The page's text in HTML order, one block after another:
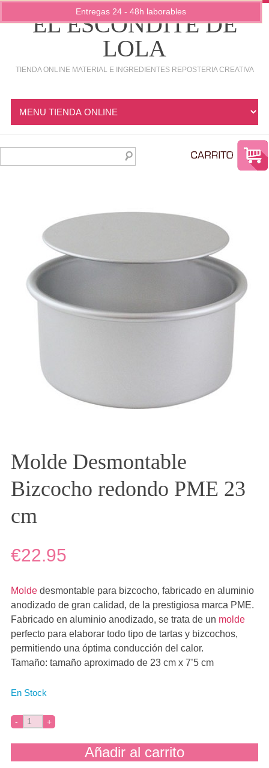
EL ESCONDITE DE
LOLA
TIENDA ONLINE MATERIAL E INGREDIENTES REPOSTERIA CREATIVA
Molde Desmontable
Bizcocho redondo PME 23
cm
€22.95
Moldedesmontable para bizcocho, fabricado en aluminio
anodizado de gran calidad, de la prestigiosa marca PME.
Fabricado en aluminio anodizado, se trata de un molde
perfecto para elaborar todo tipo de tartas y bizcochos,
permitiendo una óptima conducción del calor.
Tamaño: tamaño aproximado de 23 cm x 7’5 cm
En Stock
Añadir al carrito
Entregas 24 - 48h laborables